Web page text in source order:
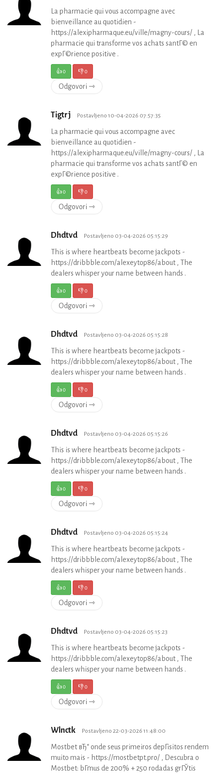
La pharmacie qui vous accompagne avec
bienveillance au quotidien -
https://alexipharmaque.eu/ville/magny-cours/ , La
pharmacie qui transforme vos achats santГ© en
expГ©rience positive .
👍0 👎0
Odgovori ⇾
Tigtrj Postavljeno 10-04-2026 07:57:35
La pharmacie qui vous accompagne avec
bienveillance au quotidien -
https://alexipharmaque.eu/ville/magny-cours/ , La
pharmacie qui transforme vos achats santГ© en
expГ©rience positive .
👍0 👎0
Odgovori ⇾
Dhdtvd Postavljeno 03-04-2026 05:15:29
This is where heartbeats become jackpots -
https://dribbble.com/alexeytop86/about , The
dealers whisper your name between hands .
👍0 👎0
Odgovori ⇾
Dhdtvd Postavljeno 03-04-2026 05:15:28
This is where heartbeats become jackpots -
https://dribbble.com/alexeytop86/about , The
dealers whisper your name between hands .
👍0 👎0
Odgovori ⇾
Dhdtvd Postavljeno 03-04-2026 05:15:26
This is where heartbeats become jackpots -
https://dribbble.com/alexeytop86/about , The
dealers whisper your name between hands .
👍0 👎0
Odgovori ⇾
Dhdtvd Postavljeno 03-04-2026 05:15:24
This is where heartbeats become jackpots -
https://dribbble.com/alexeytop86/about , The
dealers whisper your name between hands .
👍0 👎0
Odgovori ⇾
Dhdtvd Postavljeno 03-04-2026 05:15:23
This is where heartbeats become jackpots -
https://dribbble.com/alexeytop86/about , The
dealers whisper your name between hands .
👍0 👎0
Odgovori ⇾
Wlnctk Postavljeno 22-03-2026 11:48:00
Mostbet вЂ“ onde seus primeiros depГіsitos rendem
muito mais - https://mostbetpt.pro/ , Descubra o
Mostbet: bГґnus de 200% + 250 rodadas grГЎtis